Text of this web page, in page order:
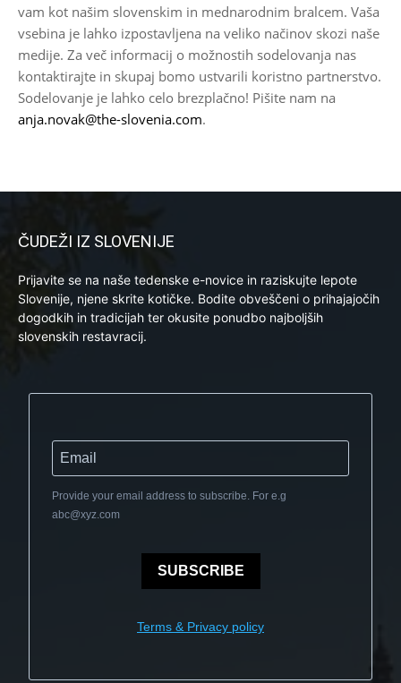
vam kot našim slovenskim in mednarodnim bralcem. Vaša
vsebina je lahko izpostavljena na veliko načinov skozi naše
medije. Za več informacij o možnostih sodelovanja nas
kontaktirajte in skupaj bomo ustvarili koristno partnerstvo.
Sodelovanje je lahko celo brezplačno! Pišite nam na
anja.novak@the-slovenia.com.
ČUDEŽI IZ SLOVENIJE
Prijavite se na naše tedenske e-novice in raziskujte lepote
Slovenije, njene skrite kotičke. Bodite obveščeni o prihajajočih
dogodkih in tradicijah ter okusite ponudbo najboljših
slovenskih restavracij.
Provide your email address to subscribe. For e.g
abc@xyz.com
SUBSCRIBE
Terms & Privacy policy